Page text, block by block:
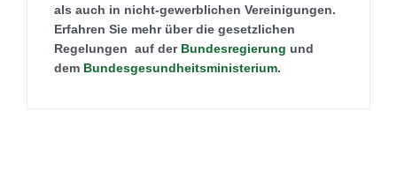
als auch in nicht-gewerblichen Vereinigungen.
Erfahren Sie mehr über die gesetzlichen
Regelungen auf der Bundesregierung und
dem Bundesgesundheitsministerium.